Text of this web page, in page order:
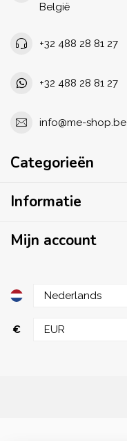
België
+32 488 28 81 27
+32 488 28 81 27
info@me-shop.be
Categorieën
Informatie
Mijn account
€